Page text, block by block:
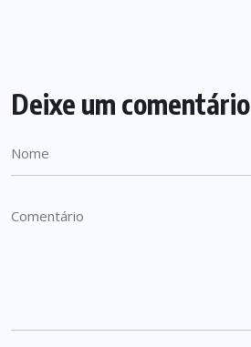
Deixe um comentário